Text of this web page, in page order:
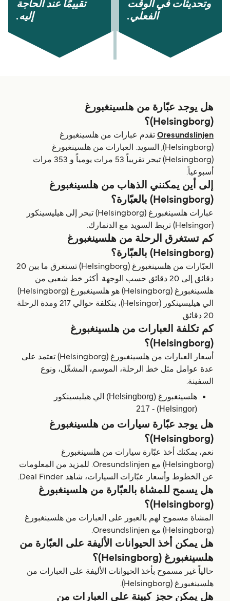
وتحديثات في الوقت
الفعلي.
تقييمًا عند الحاجة
إليه.
هل يوجد عبّارة من هلسينغبورغ
Oresundslinjenتقدم عبارات من هلسينغبورغ
(Helsingborg), السويد. العبارات من هلسينغبورغ
(Helsingborg) تبحر تقريباً 53 مرات يومياً و 353 مرات
أسبوعياً.
إلى أين يمكنني الذهاب من هلسينغبورغ
عبارات هلسينغبورغ (Helsingborg) تبحر إلى هيليسينكور
كم تستغرق الرحلة من هلسينغبورغ
العبّارات من هلسينغبورغ (Helsingborg) تستغرق ما بين 20
دقائق إلى 20 دقائق حسب الوجهة. أكثر خط شعبي من
هلسينغبورغ (Helsingborg) هو هلسينغبورغ (Helsingborg)
الي هيليسينكور (Helsingor)، بتكلفة حوالي 217 ومدة الرحلة
20 دقائق.
كم تكلفة العبارات من هلسينغبورغ
أسعار العبارات من هلسينغبورغ (Helsingborg) تعتمد على
عدة عوامل مثل خط الرحلة، الموسم، المشغّل، ونوع
السفينة.
هلسينغبورغ (Helsingborg) الي هيليسينكور
هل يوجد عبّارة سيارات من هلسينغبورغ
نعم، يمكنك أخذ عبّارة سيارات من هلسينغبورغ
(Helsingborg) مع Oresundslinjen. للمزيد من المعلومات
عن الخطوط وأسعار عبّارات السيارات، شاهد Deal Finder.
هل يسمح للمشاة بالعبّارة من هلسينغبورغ
المشاة مسموح لهم بالعبور على العبارات من هلسينغبورغ
هل يمكن أخذ الحيوانات الأليفة على العبّارة من
هلسينغبورغ (Helsingborg)؟
حالياً غير مسموح بأخذ الحيوانات الأليفة على العبارات من
هلسينغبورغ (Helsingborg).
هل يمكن حجز كبينة على العبارات من